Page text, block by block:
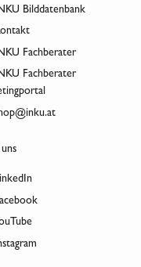
Bilddatenbank
Fachberater
Fachberater